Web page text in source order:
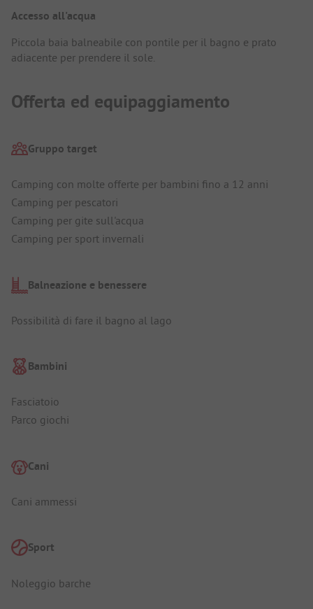
Accesso all'acqua
Piccola baia balneabile con pontile per il bagno e prato
adiacente per prendere il sole.
Offerta ed equipaggiamento
Gruppo target
Camping con molte offerte per bambini fino a 12 anni
Camping per pescatori
Camping per gite sull'acqua
Camping per sport invernali
Balneazione e benessere
Possibilità di fare il bagno al lago
Bambini
Fasciatoio
Parco giochi
Cani
Cani ammessi
Sport
Noleggio barche